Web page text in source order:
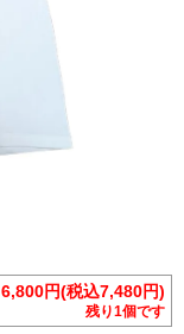
6,800円(税込7,480円)
残り1個です